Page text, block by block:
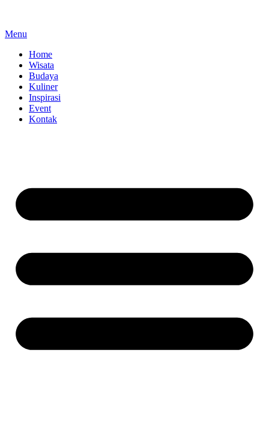
Menu
Home
Wisata
Budaya
Kuliner
Inspirasi
Event
Kontak